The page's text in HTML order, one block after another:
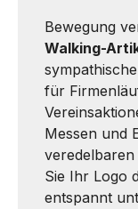
Bewegung
Walking-
für
Messen und
Sie Ihr Logo
entspannt